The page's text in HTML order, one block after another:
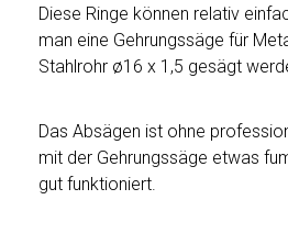
Diese Ringe können relativ
man eine Gehrungssäge für
Stahlrohr ø16 x 1,5 gesägt
Das Absägen ist ohne
mit der Gehrungssäge etwas
gut funktioniert.